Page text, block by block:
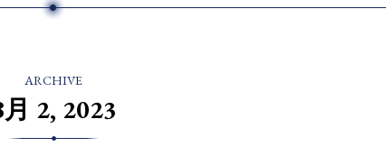
ARCHIVE
2, 2023